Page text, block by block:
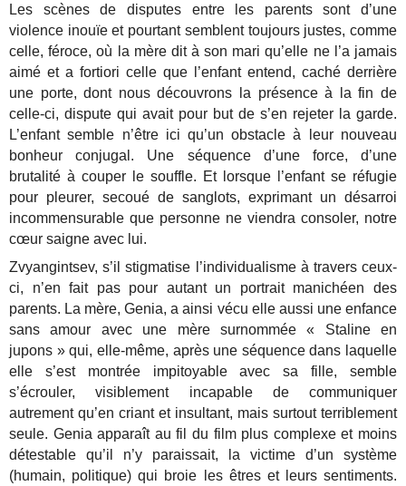
Les scènes de disputes entre les parents sont d’une
violence inouïe et pourtant semblent toujours justes, comme
celle, féroce, où la mère dit à son mari qu’elle ne l’a jamais
aimé et a fortiori celle que l’enfant entend, caché derrière
une porte, dont nous découvrons la présence à la fin de
celle-ci, dispute qui avait pour but de s’en rejeter la garde.
L’enfant semble n’être ici qu’un obstacle à leur nouveau
bonheur conjugal. Une séquence d’une force, d’une
brutalité à couper le souffle. Et lorsque l’enfant se réfugie
pour pleurer, secoué de sanglots, exprimant un désarroi
incommensurable que personne ne viendra consoler, notre
cœur saigne avec lui.
Zvyangintsev, s’il stigmatise l’individualisme à travers ceux-
ci, n’en fait pas pour autant un portrait manichéen des
parents. La mère, Genia, a ainsi vécu elle aussi une enfance
sans amour avec une mère surnommée « Staline en
jupons » qui, elle-même, après une séquence dans laquelle
elle s’est montrée impitoyable avec sa fille, semble
s’écrouler, visiblement incapable de communiquer
autrement qu’en criant et insultant, mais surtout terriblement
seule. Genia apparaît au fil du film plus complexe et moins
détestable qu’il n’y paraissait, la victime d’un système
(humain, politique) qui broie les êtres et leurs sentiments.